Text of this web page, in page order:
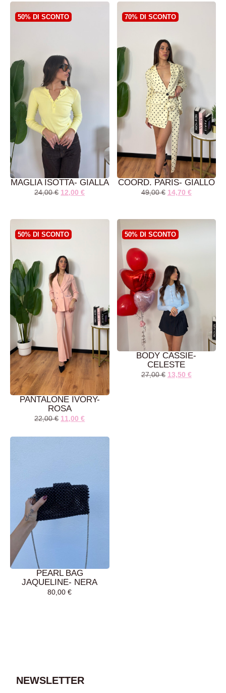
50% DI SCONTO
MAGLIA ISOTTA- GIALLA
24,00€ 12,00€
70% DI SCONTO
COORD. PARIS- GIALLO
49,00€ 14,70 €
50% DI SCONTO
PANTALONE IVORY-
ROSA
22,00€ 11,00€
50% DI SCONTO
BODY CASSIE-
CELESTE
27,00€ 13,50 €
PEARL BAG
JAQUELINE- NERA
80,00€
NEWSLETTER